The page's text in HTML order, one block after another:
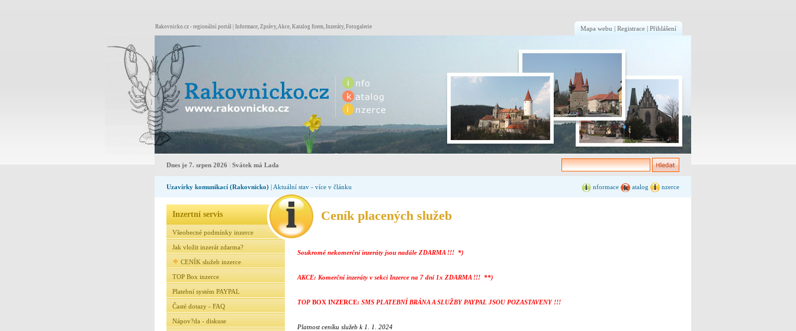
Mapa webu | Registrace | Přihlášení
Rakovnicko.cz - regionální portál | Informace, Zprávy, Akce, Katalog firem, Inzeráty, Fotogalerie
Dnes je 7. srpen 2026 Svátek má Lada
Uzavírky komunikací (Rakovnicko) | Aktuální stav - více v článku nformace atalog nzerce
Inzertní servis
Všeobecné podmínky inzerce
Jak vložit inzerát zdarma?
CENÍK služeb inzerce
TOP Box inzerce
Platební systém PAYPAL
Časté dotazy - FAQ
Nápov?da - diskuse
Ceník placených služeb
Soukromé nekomerční inzeráty jsou nadále ZDARMA !!! *)
AKCE: Komerční inzeráty v sekci Inzerce na 7 dní 1x ZDARMA !!! **)
TOP BOX INZERCE: SMS PLATEBNÍ BRÁNA A SLUŽBY PAYPAL JSOU POZASTAVENY !!!
Platnost ceníku služeb k 1. 1. 2024